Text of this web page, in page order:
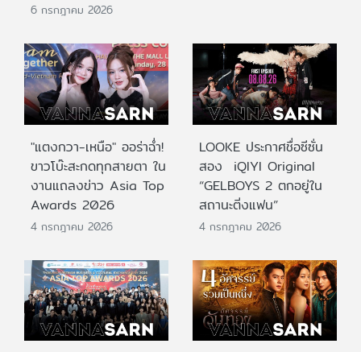
6 กรกฎาคม 2026
"แตงกวา-เหนือ" ออร่าฉ่ำ!
ขาวโบ๊ะสะกดทุกสายตา ใน
งานแถลงข่าว Asia Top
Awards 2026
4 กรกฎาคม 2026
LOOKE ประกาศชื่อซีซั่น
สอง iQIYI Original
“GELBOYS 2 ตกอยู่ใน
สถานะติ่งแฟน”
4 กรกฎาคม 2026